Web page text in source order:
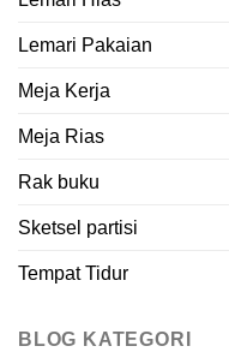
Lemari Pakaian
Meja Kerja
Meja Rias
Rak buku
Sketsel partisi
Tempat Tidur
BLOG KATEGORI